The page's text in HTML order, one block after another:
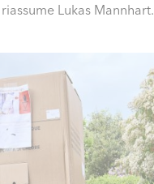
Lukas Mannhart.